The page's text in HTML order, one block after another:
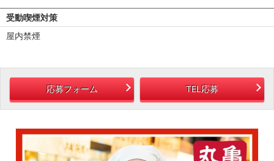
受動喫煙対策
屋内禁煙
応募フォーム TEL応募